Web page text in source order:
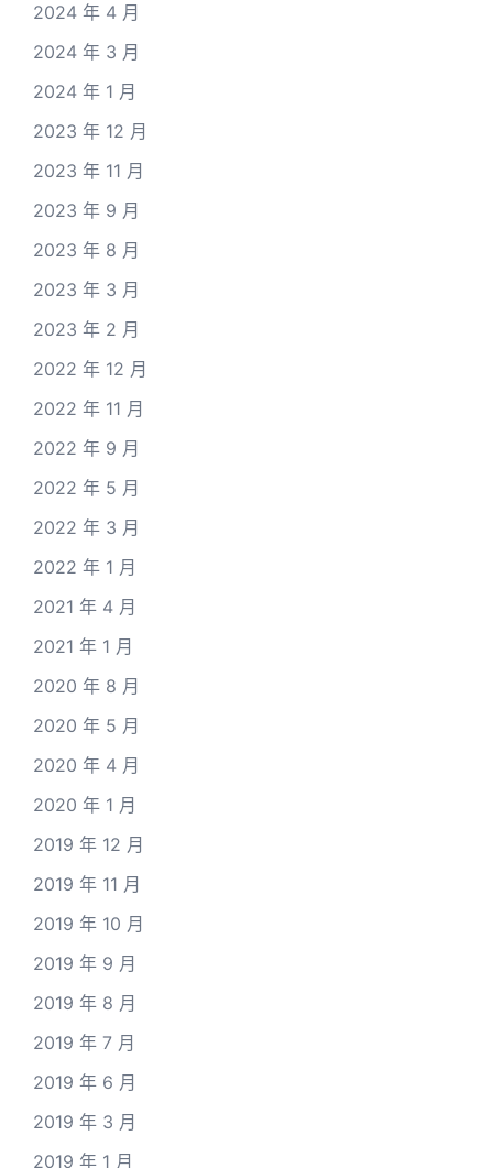
2024 年 4 月
2024 年 3 月
2024 年 1 月
2023 年 12 月
2023 年 11 月
2023 年 9 月
2023 年 8 月
2023 年 3 月
2023 年 2 月
2022 年 12 月
2022 年 11 月
2022 年 9 月
2022 年 5 月
2022 年 3 月
2022 年 1 月
2021 年 4 月
2021 年 1 月
2020 年 8 月
2020 年 5 月
2020 年 4 月
2020 年 1 月
2019 年 12 月
2019 年 11 月
2019 年 10 月
2019 年 9 月
2019 年 8 月
2019 年 7 月
2019 年 6 月
2019 年 3 月
2019 年 1 月